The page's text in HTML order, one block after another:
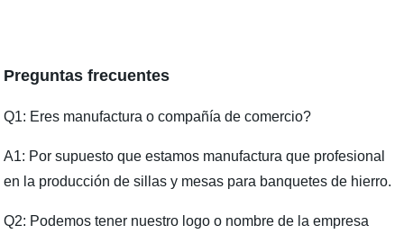
Preguntas frecuentes
Q1: Eres manufactura o compañía de comercio?
A1: Por supuesto que estamos manufactura que profesional
en la producción de sillas y mesas para banquetes de hierro.
Q2: Podemos tener nuestro logo o nombre de la empresa